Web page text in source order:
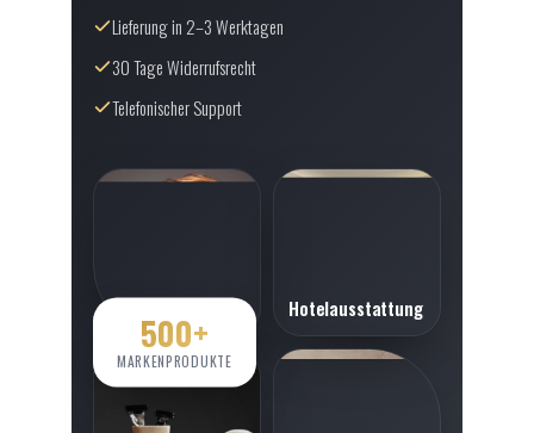
Lieferung in 2–3 Werktagen
30 Tage Widerrufsrecht
Telefonischer Support
Stylingtools Hotelausstattung
500+
MARKENPRODUKTE